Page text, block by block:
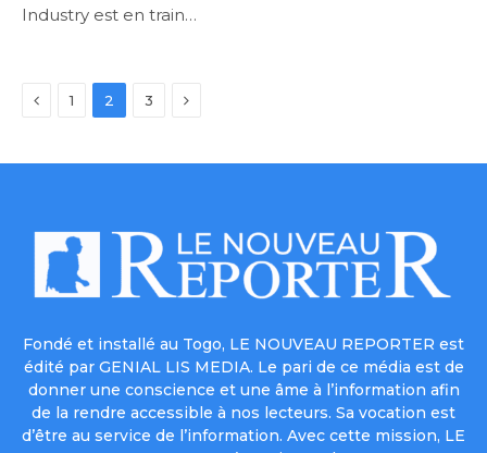
Industry est en train…
Previous
1 2 3 Next
Fondé et installé au Togo, LE NOUVEAU REPORTER est
édité par GENIAL LIS MEDIA. Le pari de ce média est de
donner une conscience et une âme à l’information afin
de la rendre accessible à nos lecteurs. Sa vocation est
d’être au service de l’information. Avec cette mission, LE